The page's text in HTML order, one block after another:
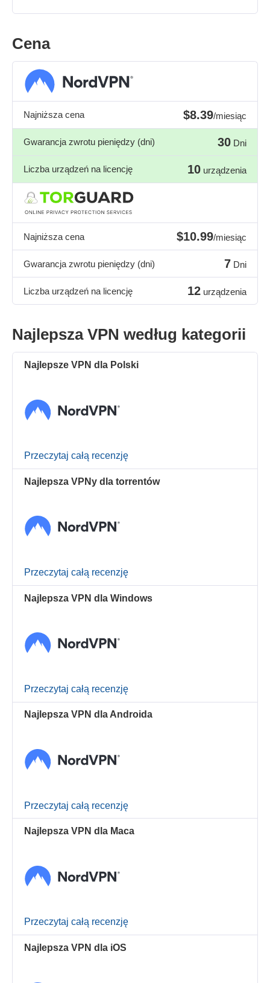
Cena
Najniższa cena $8.39/miesiąc
Gwarancja zwrotu pieniędzy (dni) 30 Dni
Liczba urządzeń na licencję 10 urządzenia
Najniższa cena $10.99/miesiąc
Gwarancja zwrotu pieniędzy (dni) 7 Dni
Liczba urządzeń na licencję 12 urządzenia
Najlepsza VPN według kategorii
Najlepsze VPN dla Polski
Przeczytaj całą recenzję
Najlepsza VPNy dla torrentów
Przeczytaj całą recenzję
Najlepsza VPN dla Windows
Przeczytaj całą recenzję
Najlepsza VPN dla Androida
Przeczytaj całą recenzję
Najlepsza VPN dla Maca
Przeczytaj całą recenzję
Najlepsza VPN dla iOS